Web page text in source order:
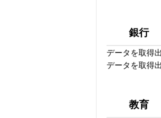
銀行
データを取得
データを取得
教育